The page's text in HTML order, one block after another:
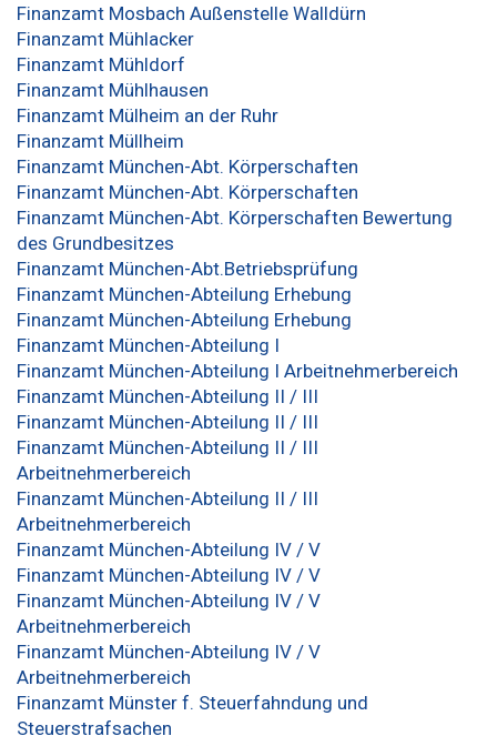
Finanzamt Mosbach Außenstelle Walldürn
Finanzamt Mühlacker
Finanzamt Mühldorf
Finanzamt Mühlhausen
Finanzamt Mülheim an der Ruhr
Finanzamt Müllheim
Finanzamt München-Abt. Körperschaften
Finanzamt München-Abt. Körperschaften
Finanzamt München-Abt. Körperschaften Bewertung
des Grundbesitzes
Finanzamt München-Abt.Betriebsprüfung
Finanzamt München-Abteilung Erhebung
Finanzamt München-Abteilung Erhebung
Finanzamt München-Abteilung I
Finanzamt München-Abteilung I Arbeitnehmerbereich
Finanzamt München-Abteilung II / III
Finanzamt München-Abteilung II / III
Finanzamt München-Abteilung II / III
Arbeitnehmerbereich
Finanzamt München-Abteilung II / III
Arbeitnehmerbereich
Finanzamt München-Abteilung IV / V
Finanzamt München-Abteilung IV / V
Finanzamt München-Abteilung IV / V
Arbeitnehmerbereich
Finanzamt München-Abteilung IV / V
Arbeitnehmerbereich
Finanzamt Münster f. Steuerfahndung und
Steuerstrafsachen